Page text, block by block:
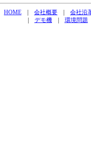
HOME 会社概要 会社沿
デモ機| 環境問題